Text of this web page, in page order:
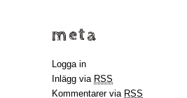
meta
Logga in
Inlägg via RSS
Kommentarer via RSS